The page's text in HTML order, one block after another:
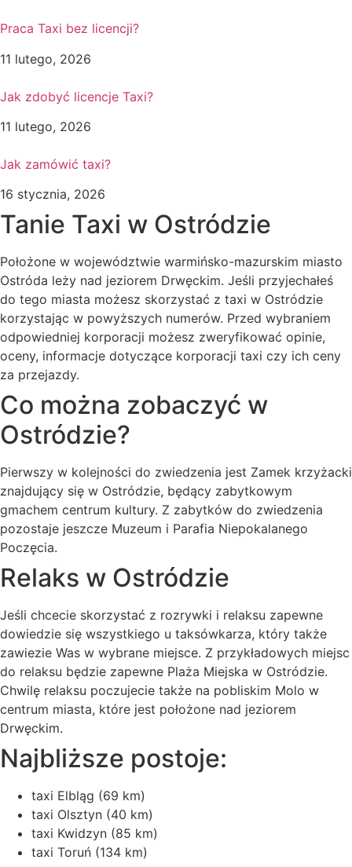
Praca Taxi bez licencji?
11 lutego, 2026
Jak zdobyć licencje Taxi?
11 lutego, 2026
Jak zamówić taxi?
16 stycznia, 2026
Tanie Taxi w Ostródzie
Położone w województwie warmińsko-mazurskim miasto
Ostróda leży nad jeziorem Drwęckim. Jeśli przyjechałeś
do tego miasta możesz skorzystać z taxi w Ostródzie
korzystając w powyższych numerów. Przed wybraniem
odpowiedniej korporacji możesz zweryfikować opinie,
oceny, informacje dotyczące korporacji taxi czy ich ceny
za przejazdy.
Co można zobaczyć w
Ostródzie?
Pierwszy w kolejności do zwiedzenia jest Zamek krzyżacki
znajdujący się w Ostródzie, będący zabytkowym
gmachem centrum kultury. Z zabytków do zwiedzenia
pozostaje jeszcze Muzeum i Parafia Niepokalanego
Poczęcia.
Relaks w Ostródzie
Jeśli chcecie skorzystać z rozrywki i relaksu zapewne
dowiedzie się wszystkiego u taksówkarza, który także
zawiezie Was w wybrane miejsce. Z przykładowych miejsc
do relaksu będzie zapewne Plaża Miejska w Ostródzie.
Chwilę relaksu poczujecie także na pobliskim Molo w
centrum miasta, które jest położone nad jeziorem
Drwęckim.
Najbliższe postoje:
taxi Elbląg (69 km)
taxi Olsztyn (40 km)
taxi Kwidzyn (85 km)
taxi Toruń (134 km)